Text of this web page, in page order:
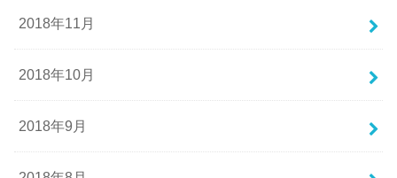
2018年11月
2018年10月
2018年9月